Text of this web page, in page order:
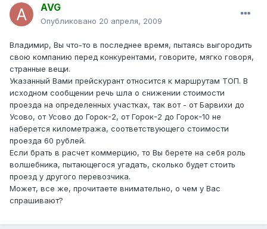
AVG
Опубликовано 20 апреля, 2009
Владимир, Вы что-то в последнее время, пытаясь выгородить
свою компанию перед конкурентами, говорите, мягко говоря,
странные вещи.
Указанный Вами прейскурант относится к маршрутам ТОП. В
исходном сообщении речь шла о снижении стоимости
проезда на определенных участках, так вот - от Барвихи до
Усово, от Усово до Горок-2, от Горок-2 до Горок-10 не
наберется километража, соответствующего стоимости
проезда 60 рублей.
Если брать в расчет коммерцию, то Вы берете на себя роль
волшебника, пытающегося угадать, сколько будет стоить
проезд у другого перевозчика.
Может, все же, прочитаете внимательно, о чем у Вас
спрашивают?